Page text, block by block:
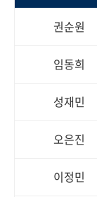
권순원
임동희
성재민
오은진
이정민